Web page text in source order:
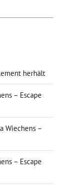
herhält
– Escape
Wiechens –
– Escape